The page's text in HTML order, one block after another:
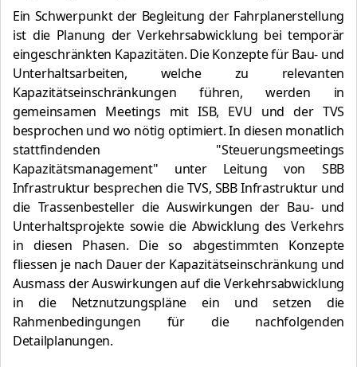
Ein Schwerpunkt der Begleitung der Fahrplanerstellung
ist die Planung der Verkehrsabwicklung bei temporär
eingeschränkten Kapazitäten. Die Konzepte für Bau- und
Unterhaltsarbeiten, welche zu relevanten
Kapazitätseinschränkungen führen, werden in
gemeinsamen Meetings mit ISB, EVU und der TVS
besprochen und wo nötig optimiert. In diesen monatlich
stattfindenden "Steuerungsmeetings
Kapazitätsmanagement" unter Leitung von SBB
Infrastruktur besprechen die TVS, SBB Infrastruktur und
die Trassenbesteller die Auswirkungen der Bau- und
Unterhaltsprojekte sowie die Abwicklung des Verkehrs
in diesen Phasen. Die so abgestimmten Konzepte
fliessen je nach Dauer der Kapazitätseinschränkung und
Ausmass der Auswirkungen auf die Verkehrsabwicklung
in die Netznutzungspläne ein und setzen die
Rahmenbedingungen für die nachfolgenden
Detailplanungen.